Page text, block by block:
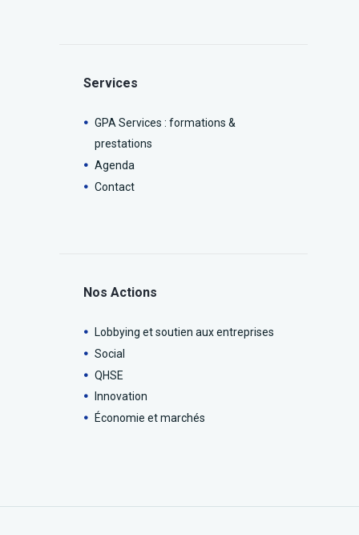
Services
GPA Services : formations &
prestations
Agenda
Contact
Nos Actions
Lobbying et soutien aux entreprises
Social
QHSE
Innovation
Économie et marchés